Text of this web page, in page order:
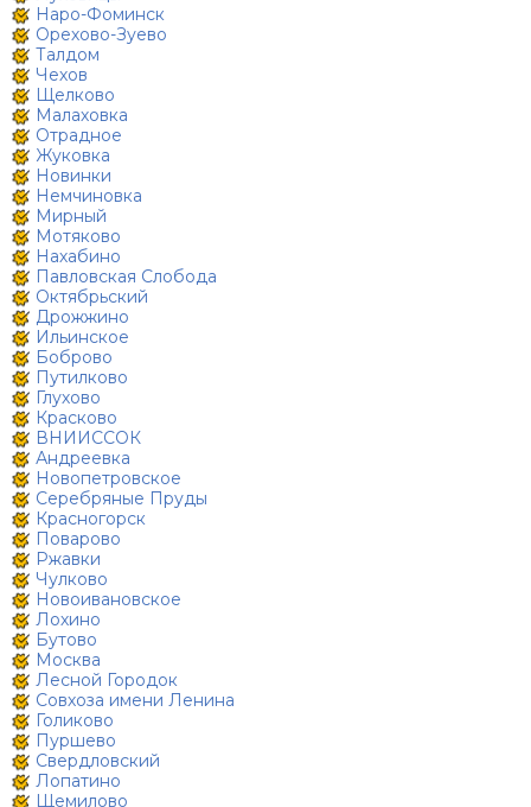
Наро-Фоминск
Орехово-Зуево
Талдом
Чехов
Щелково
Малаховка
Отрадное
Жуковка
Новинки
Немчиновка
Мирный
Мотяково
Нахабино
Павловская Слобода
Октябрьский
Дрожжино
Ильинское
Боброво
Путилково
Глухово
Красково
ВНИИССОК
Андреевка
Новопетровское
Серебряные Пруды
Красногорск
Поварово
Ржавки
Чулково
Новоивановское
Лохино
Бутово
Москва
Лесной Городок
Совхоза имени Ленина
Голиково
Пуршево
Свердловский
Лопатино
Щемилово